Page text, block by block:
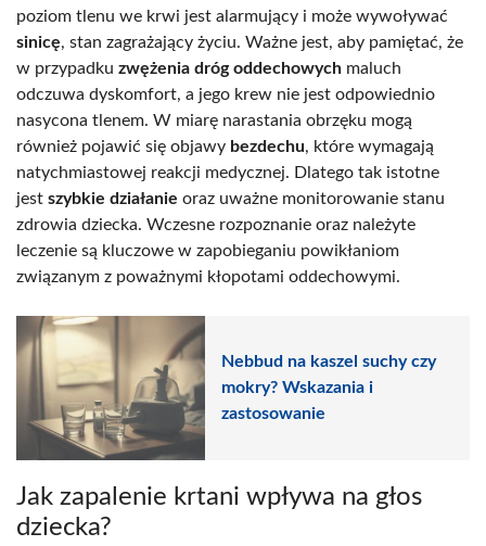
poziom tlenu we krwi jest alarmujący i może wywoływać
sinicę, stan zagrażający życiu. Ważne jest, aby pamiętać, że
w przypadku zwężenia dróg oddechowych maluch
odczuwa dyskomfort, a jego krew nie jest odpowiednio
nasycona tlenem. W miarę narastania obrzęku mogą
również pojawić się objawy bezdechu, które wymagają
natychmiastowej reakcji medycznej. Dlatego tak istotne
jest szybkie działanie oraz uważne monitorowanie stanu
zdrowia dziecka. Wczesne rozpoznanie oraz należyte
leczenie są kluczowe w zapobieganiu powikłaniom
związanym z poważnymi kłopotami oddechowymi.
Nebbud na kaszel suchy czy
mokry? Wskazania i
zastosowanie
Jak zapalenie krtani wpływa na głos
dziecka?